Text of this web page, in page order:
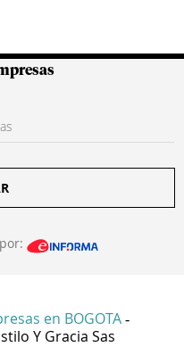
en BOGOTA -
Y Gracia Sas